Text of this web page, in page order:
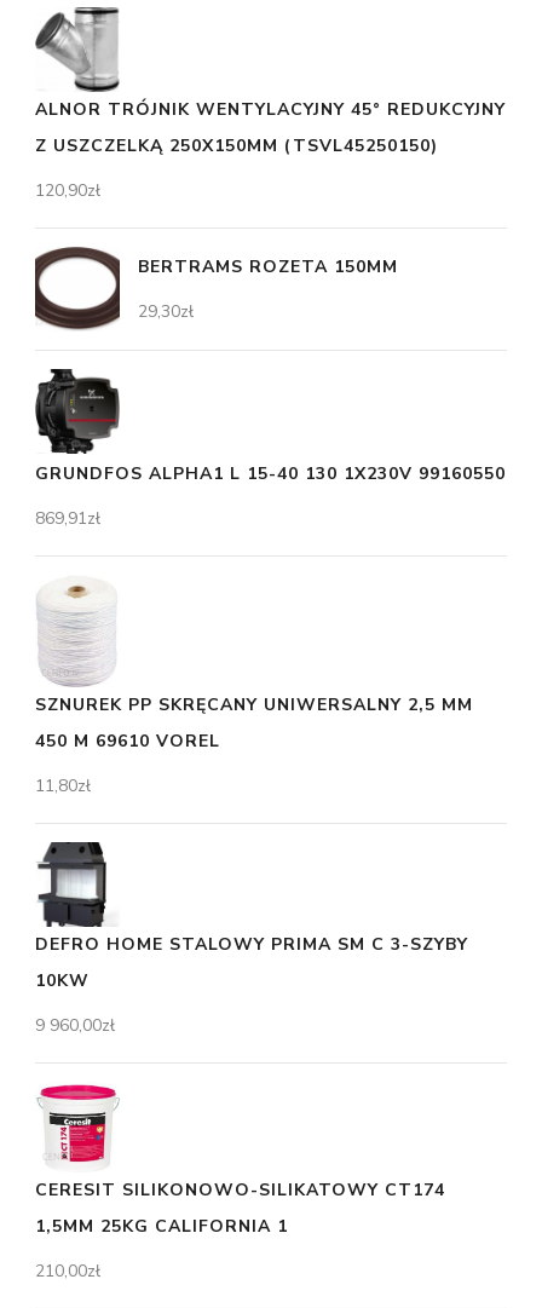
ALNOR TRÓJNIK WENTYLACYJNY 45° REDUKCYJNY
Z USZCZELKĄ 250X150MM (TSVL45250150)
120,90zł
BERTRAMS ROZETA 150MM
29,30zł
GRUNDFOS ALPHA1 L 15-40 130 1X230V 99160550
869,91zł
SZNUREK PP SKRĘCANY UNIWERSALNY 2,5 MM
450 M 69610 VOREL
11,80zł
DEFRO HOME STALOWY PRIMA SM C 3-SZYBY
10KW
9 960,00zł
CERESIT SILIKONOWO-SILIKATOWY CT174
1,5MM 25KG CALIFORNIA 1
210,00zł